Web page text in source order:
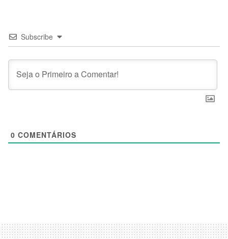
Subscribe
0 COMENTÁRIOS